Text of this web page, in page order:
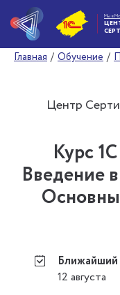
Мы в
Главная / Обучение /
Центр
Курс
Введение
Ближайший
12 августа